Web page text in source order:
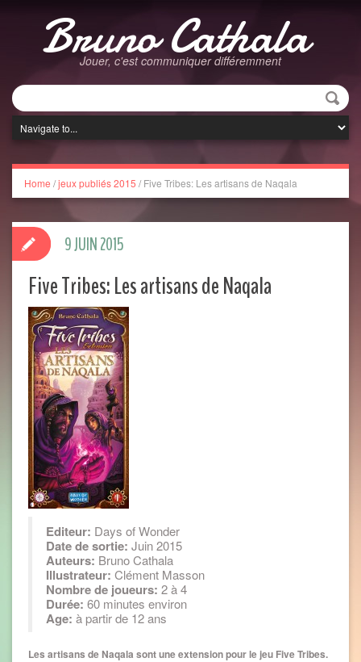
Bruno Cathala
Jouer, c'est communiquer différemment
Home /jeux publiés 2015 / Five Tribes: Les artisans de Naqala
Five Tribes: Les artisans de Naqala
Editeur: Days of Wonder
Date de sortie: Juin 2015
Auteurs: Bruno Cathala
Illustrateur: Clément Masson
Nombre de joueurs: 2 à 4
Durée: 60 minutes environ
Age: à partir de 12 ans
Les artisans de Naqala sont une extension pour le jeu Five Tribes.
9 JUIN 2015